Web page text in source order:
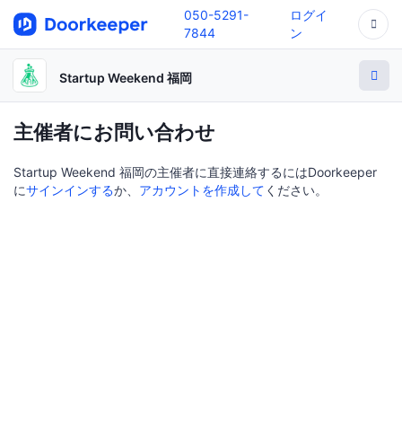
050-5291-
7844
ログイ
ン
Startup Weekend 福岡
主催者にお問い合わせ
Startup Weekend 福岡の主催者に直接連絡するにはDoorkeeper
にサインインするか、 アカウントを作成して ください。